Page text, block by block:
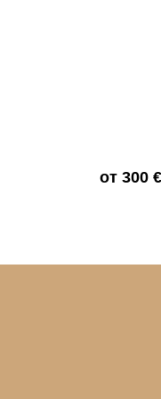
от 300 €